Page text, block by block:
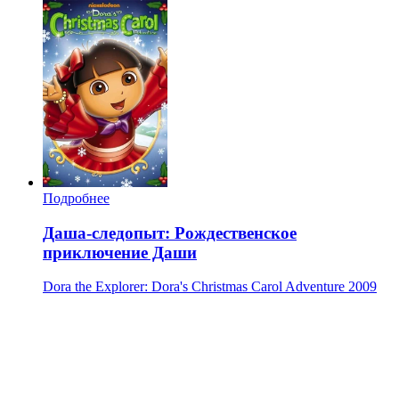
Подробнее
Даша-следопыт: Рождественское
приключение Даши
Dora the Explorer: Dora's Christmas Carol Adventure 2009